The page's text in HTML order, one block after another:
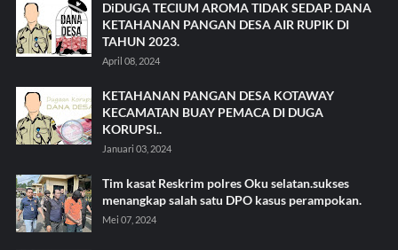
DiDUGA TECIUM AROMA TIDAK SEDAP. DANA
KETAHANAN PANGAN DESA AIR RUPIK DI
TAHUN 2023.
April 08, 2024
KETAHANAN PANGAN DESA KOTAWAY
KECAMATAN BUAY PEMACA DI DUGA
KORUPSI..
Januari 03, 2024
Tim kasat Reskrim polres Oku selatan.sukses
menangkap salah satu DPO kasus perampokan.
Mei 07, 2024